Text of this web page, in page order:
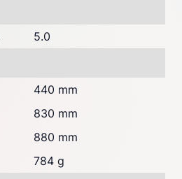
5.0
440 mm
830 mm
880 mm
784 g